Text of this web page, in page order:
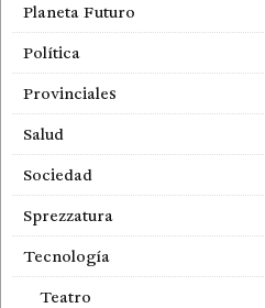
Planeta Futuro
Política
Provinciales
Salud
Sociedad
Sprezzatura
Tecnología
Teatro